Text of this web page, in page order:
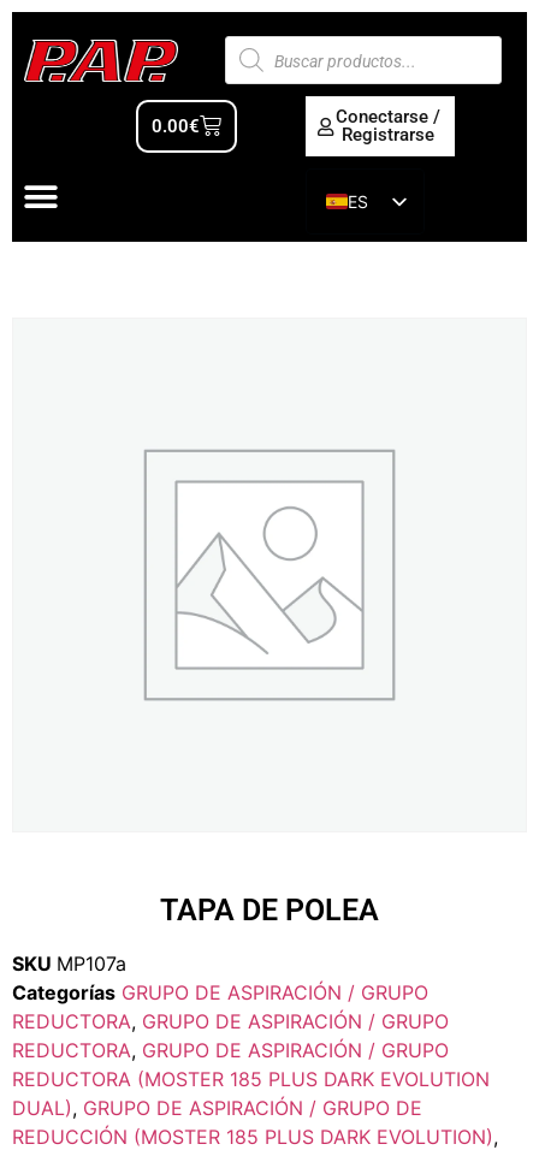
0.00€
Conectarse /
Registrarse
ES
EN
TAPA DE POLEA
SKU MP107a
Categorías GRUPO DE ASPIRACIÓN / GRUPO
REDUCTORA, GRUPO DE ASPIRACIÓN / GRUPO
REDUCTORA, GRUPO DE ASPIRACIÓN / GRUPO
REDUCTORA (MOSTER 185 PLUS DARK EVOLUTION
DUAL), GRUPO DE ASPIRACIÓN / GRUPO DE
REDUCCIÓN (MOSTER 185 PLUS DARK EVOLUTION),